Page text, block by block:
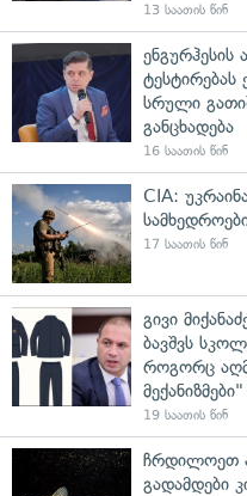
13 საათის წინ
ენგურჰესის
სრული
განცხადება
16 საათის წინ
CIA:
17 საათის წინ
გივი
ბავშვს
როგორც
მექანიზმები"
19 საათის წინ
ჩრდილოეთ
გადამდები